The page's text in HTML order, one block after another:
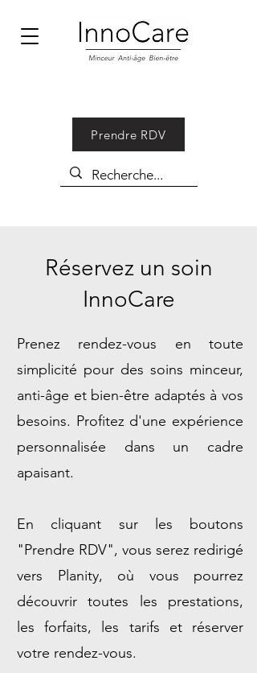
Prendre RDV
Réservez un soin
InnoCare
Prenez rendez-vous en toute
simplicité pour des soins minceur,
anti-âge et bien-être adaptés à vos
besoins. Profitez d'une expérience
personnalisée dans un cadre
apaisant.
En cliquant sur les boutons
"Prendre RDV", vous serez redirigé
vers Planity, où vous pourrez
découvrir toutes les prestations,
les forfaits, les tarifs et réserver
votre rendez-vous.